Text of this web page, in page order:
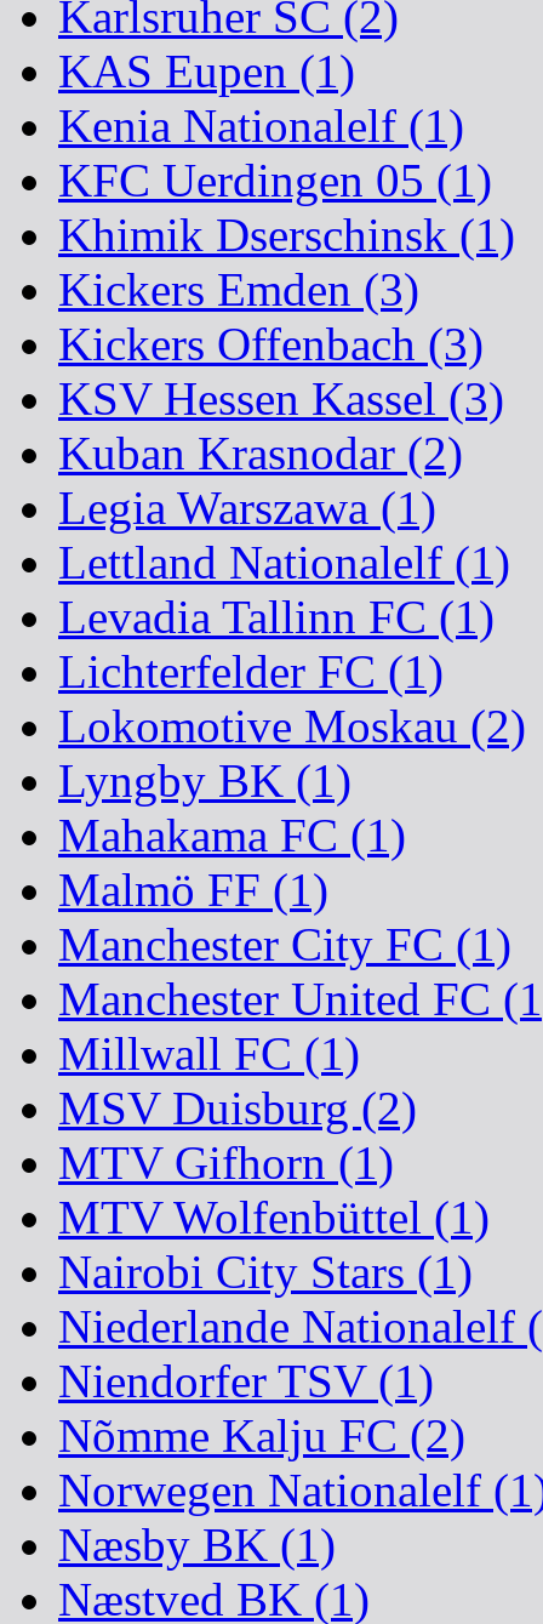
Karlsruher SC (2)
KAS Eupen (1)
Kenia Nationalelf (1)
KFC Uerdingen 05 (1)
Khimik Dserschinsk (1)
Kickers Emden (3)
Kickers Offenbach (3)
KSV Hessen Kassel (3)
Kuban Krasnodar (2)
Legia Warszawa (1)
Lettland Nationalelf (1)
Levadia Tallinn FC (1)
Lichterfelder FC (1)
Lokomotive Moskau (2)
Lyngby BK (1)
Mahakama FC (1)
Malmö FF (1)
Manchester City FC (1)
Manchester United FC
Millwall FC (1)
MSV Duisburg (2)
MTV Gifhorn (1)
MTV Wolfenbüttel (1)
Nairobi City Stars (1)
Niederlande Nationalelf
Niendorfer TSV (1)
Nõmme Kalju FC (2)
Norwegen Nationalelf
Næsby BK (1)
Næstved BK (1)